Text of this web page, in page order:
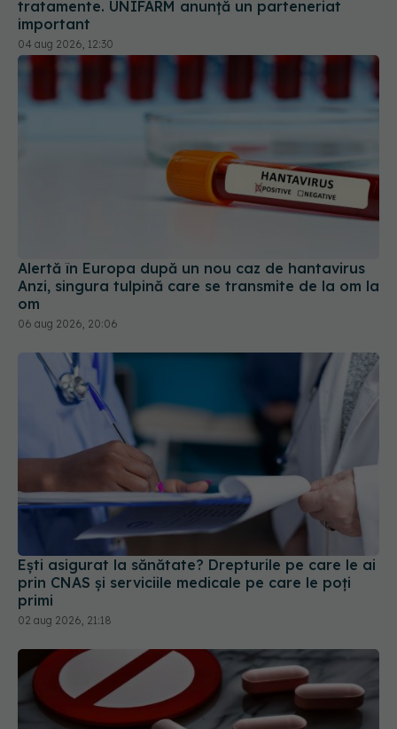
Alertă în Europa după un nou caz de hantavirus
om
06 aug 2026, 20:06
Ești asigurat la sănătate? Drepturile pe care le ai
prin CNAS și serviciile medicale pe care le poți
primi
02 aug 2026, 21:18